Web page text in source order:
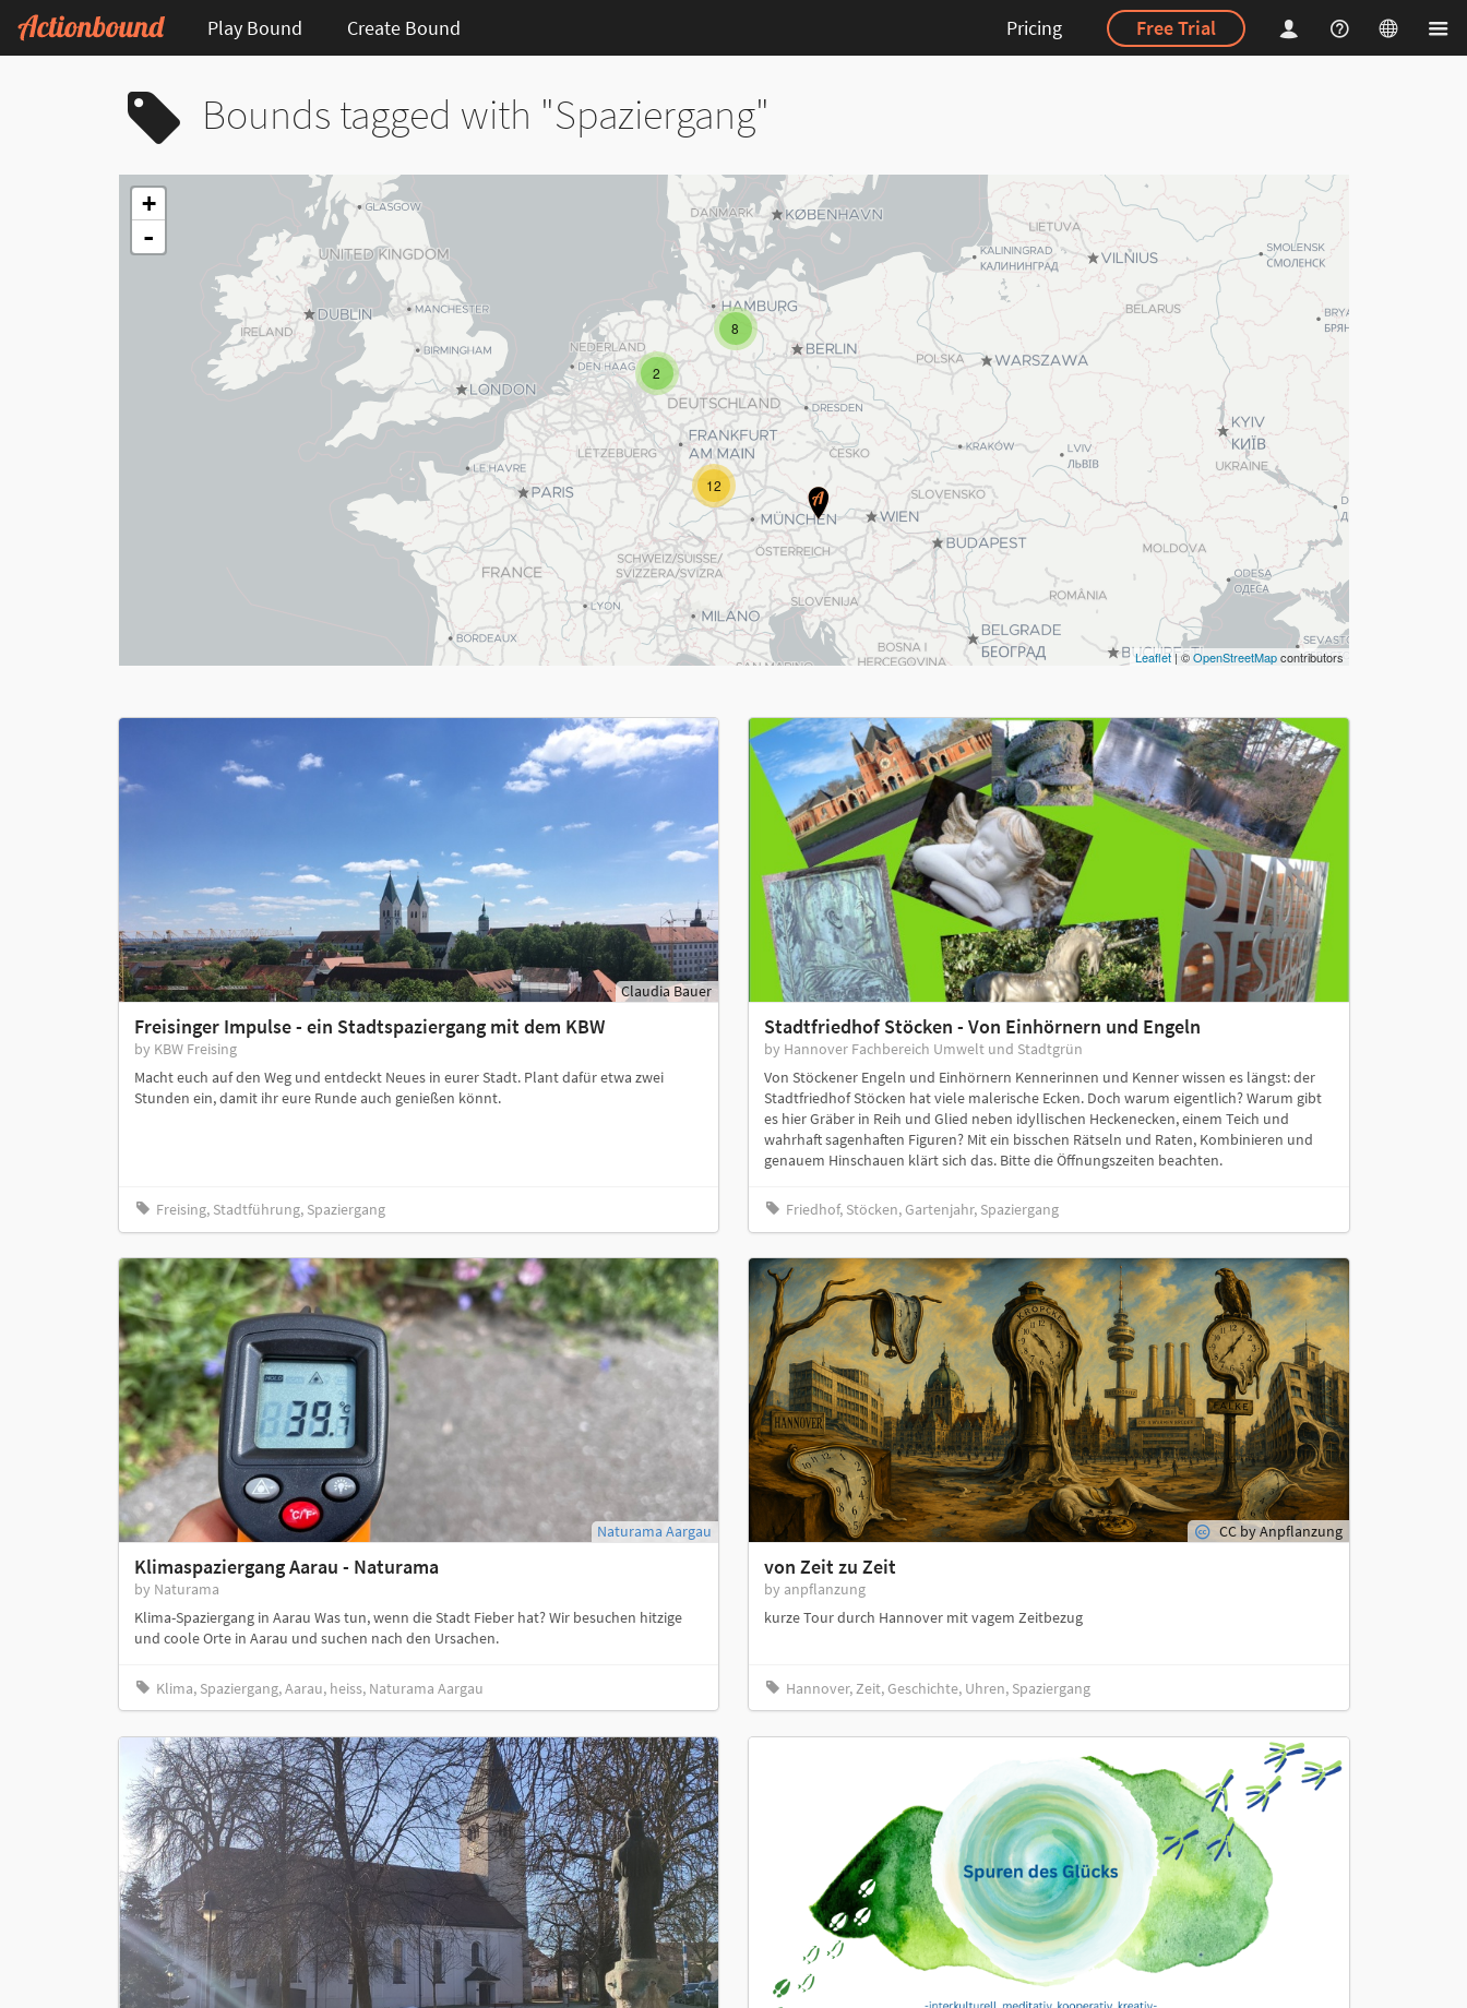
Play Bound Create Bound Pricing Free Trial
Bounds tagged with "Spaziergang"
8
2
12
+
-
Leaflet| ©OpenStreetMapcontributors
Claudia Bauer
Freisinger Impulse - ein Stadtspaziergang mit dem KBW
by KBW Freising
Macht euch auf den Weg und entdeckt Neues in eurer Stadt. Plant dafür etwa zwei
Stunden ein, damit ihr eure Runde auch genießen könnt.
Freising, Stadtführung, Spaziergang
Stadtfriedhof Stöcken - Von Einhörnern und Engeln
by Hannover Fachbereich Umwelt und Stadtgrün
Von Stöckener Engeln und Einhörnern Kennerinnen und Kenner wissen es längst: der
Stadtfriedhof Stöcken hat viele malerische Ecken. Doch warum eigentlich? Warum gibt
es hier Gräber in Reih und Glied neben idyllischen Heckenecken, einem Teich und
wahrhaft sagenhaften Figuren? Mit ein bisschen Rätseln und Raten, Kombinieren und
genauem Hinschauen klärt sich das. Bitte die Öffnungszeiten beachten.
Friedhof, Stöcken, Gartenjahr, Spaziergang
Naturama Aargau
Klimaspaziergang Aarau - Naturama
by Naturama
Klima-Spaziergang in Aarau Was tun, wenn die Stadt Fieber hat? Wir besuchen hitzige
und coole Orte in Aarau und suchen nach den Ursachen.
Klima, Spaziergang, Aarau, heiss, Naturama Aargau
CC by Anpflanzung
von Zeit zu Zeit
by anpflanzung
kurze Tour durch Hannover mit vagem Zeitbezug
Hannover, Zeit, Geschichte, Uhren, Spaziergang